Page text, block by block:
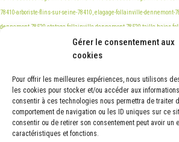
Gérer le consentement aux
cookies
Pour offrir les meilleures expériences, nous utilisons
les cookies pour stocker et/ou accéder aux
consentir à ces technologies nous permettra de traiter
comportement de navigation ou les ID uniques sur ce
consentir ou de retirer son consentement peut avoir un
caractéristiques et fonctions.